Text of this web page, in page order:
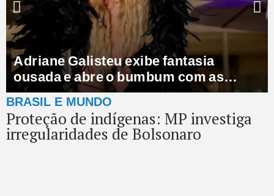
Adriane Galisteu exibe fantasia
ousada e abre o bumbum com as
mãos: “Ousada!”
BRASIL E MUNDO
Proteção de indígenas: MP investiga
irregularidades de Bolsonaro